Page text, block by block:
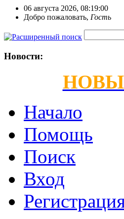
06 августа 2026, 08:19:00
Добро пожаловать, Гость
Новости:
Начало
Помощь
Поиск
Вход